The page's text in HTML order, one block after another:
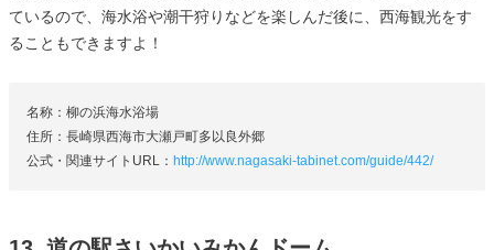
ているので、海水浴や潮干狩りなどを楽しんだ後に、西海観光をす
ることもできますよ！
名称：柳の浜海水浴場
住所：長崎県西海市大瀬戸町多以良外郷
公式・関連サイトURL： http://www.nagasaki-tabinet.com/guide/442/